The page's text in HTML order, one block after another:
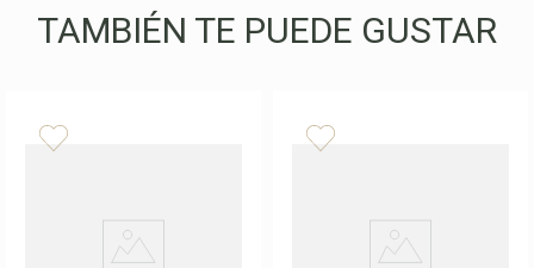
TAMBIÉN TE PUEDE GUSTAR